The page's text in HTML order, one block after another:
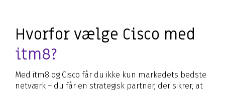
Hvorfor vælge Cisco med
itm8?
Med itm8 og Cisco får du ikke kun markedets bedste
netværk – du får en strategisk partner, der sikrer, at